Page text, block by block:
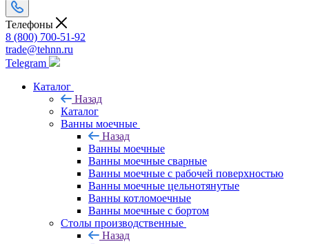
Телефоны
8 (800) 700-51-92
trade@tehnn.ru
Telegram
Каталог
Назад
Каталог
Ванны моечные
Назад
Ванны моечные
Ванны моечные сварные
Ванны моечные с рабочей поверхностью
Ванны моечные цельнотянутые
Ванны котломоечные
Ванны моечные с бортом
Столы производственные
Назад